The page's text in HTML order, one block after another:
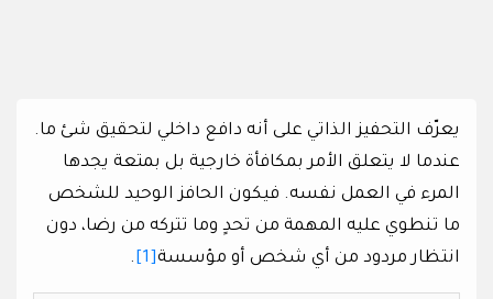
يعرّف التحفيز الذاتي على أنه دافع داخلي لتحقيق شئ ما.
عندما لا يتعلق الأمر بمكافأة خارجية بل بمتعة يجدها
المرء في العمل نفسه. فيكون الحافز الوحيد للشخص
ما تنطوي عليه المهمة من تحدٍ وما تتركه من رضا، دون
انتظار مردود من أي شخص أو مؤسسة[1]
.